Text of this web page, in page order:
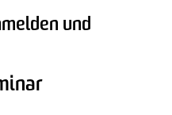
und